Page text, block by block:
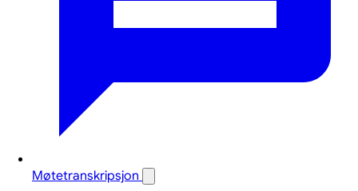
Møtetranskripsjon